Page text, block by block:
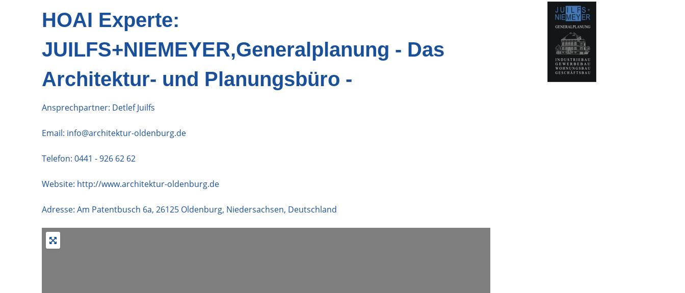
HOAI Experte:
JUILFS+NIEMEYER,Generalplanung - Das
Architektur- und Planungsbüro -
Ansprechpartner: Detlef Juilfs
Email: info@architektur-oldenburg.de
Telefon: 0441 - 926 62 62
Website: http://www.architektur-oldenburg.de
Adresse: Am Patentbusch 6a, 26125 Oldenburg, Niedersachsen, Deutschland
+